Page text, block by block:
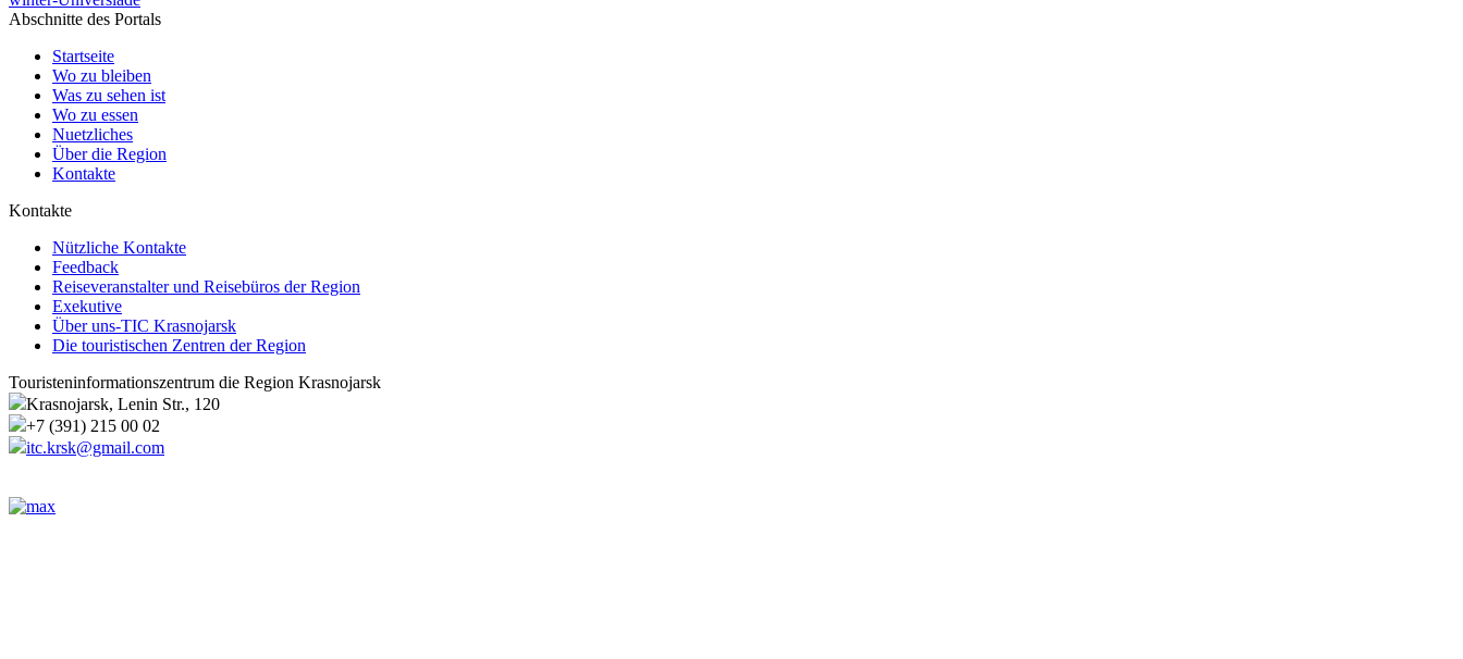
Abschnitte des Portals
Startseite
Wo zu bleiben
Was zu sehen ist
Wo zu essen
Nuetzliches
Über die Region
Kontakte
Kontakte
Nützliche Kontakte
Feedback
Reiseveranstalter und Reisebüros der Region
Exekutive
Über uns-TIC Krasnojarsk
Die touristischen Zentren der Region
Touristeninformationszentrum die Region Krasnojarsk
Krasnojarsk, Lenin Str., 120
+7 (391) 215 00 02
itc.krsk@gmail.com